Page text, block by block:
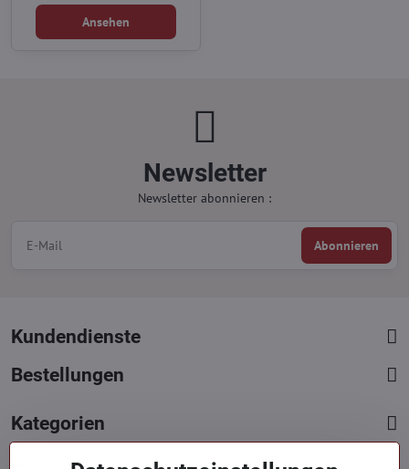
Ansehen
Newsletter
Newsletter abonnieren :
Abonnieren
Kundendienste
Bestellungen
Kategorien